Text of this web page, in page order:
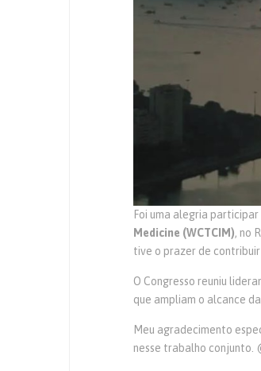
Foi uma alegria participar
Medicine (WCTCIM), no
tive o prazer de contribuir
O Congresso reuniu
que ampliam o alcance
Meu agradecimento
nesse trabalho conjunto.